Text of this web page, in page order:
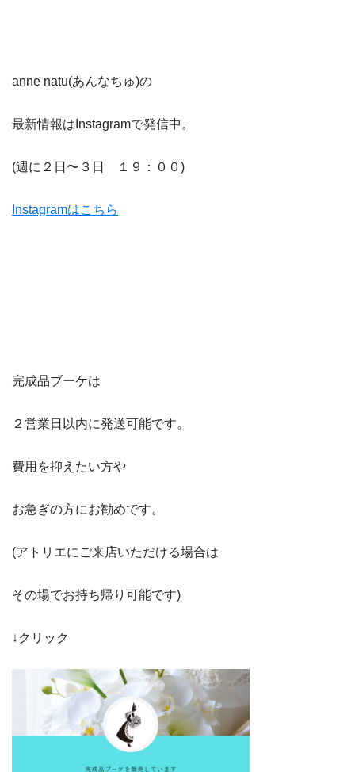
anne natu(あんなちゅ)の
最新情報はInstagramで発信中。
(週に２日〜３日 １９：００)
Instagramはこちら
完成品ブーケは
２営業日以内に発送可能です。
費用を抑えたい方や
お急ぎの方にお勧めです。
(アトリエにご来店いただける場合は
その場でお持ち帰り可能です)
↓クリック